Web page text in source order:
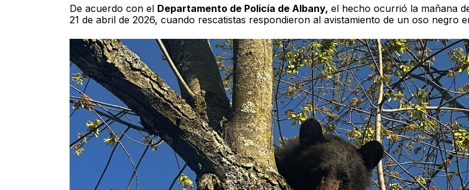
De acuerdo con el Departamento de Policía de Albany, el hecho ocurrió la mañana
21 de abril de 2026, cuando rescatistas respondieron al avistamiento de un oso negro